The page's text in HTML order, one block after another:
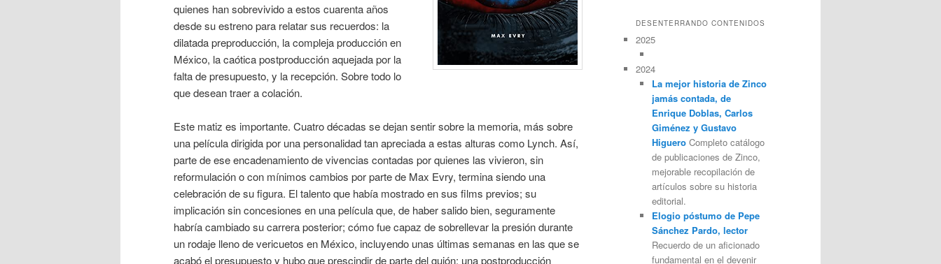
quienes han sobrevivido a estos cuarenta años
desde su estreno para relatar sus recuerdos: la
dilatada preproducción, la compleja producción en
México, la caótica postproducción aquejada por la
falta de presupuesto, y la recepción. Sobre todo lo
que desean traer a colación.
Este matiz es importante. Cuatro décadas se dejan sentir sobre la memoria, más sobre
una película dirigida por una personalidad tan apreciada a estas alturas como Lynch. Así,
parte de ese encadenamiento de vivencias contadas por quienes las vivieron, sin
reformulación o con mínimos cambios por parte de Max Evry, termina siendo una
celebración de su figura. El talento que había mostrado en sus films previos; su
implicación sin concesiones en una película que, de haber salido bien, seguramente
habría cambiado su carrera posterior; cómo fue capaz de sobrellevar la presión durante
un rodaje lleno de vericuetos en México, incluyendo unas últimas semanas en las que se
acabó el presupuesto y hubo que prescindir de parte del guión; una postproducción
DESENTERRANDO CONTENIDOS
2025
2024
La mejor historia de Zinco
jamás contada, de
Enrique Doblas, Carlos
Giménez y Gustavo
HigueroCompleto catálogo
de publicaciones de Zinco,
mejorable recopilación de
artículos sobre su historia
editorial.
Elogio póstumo de Pepe
Sánchez Pardo, lector
Recuerdo de un aficionado
fundamental en el devenir